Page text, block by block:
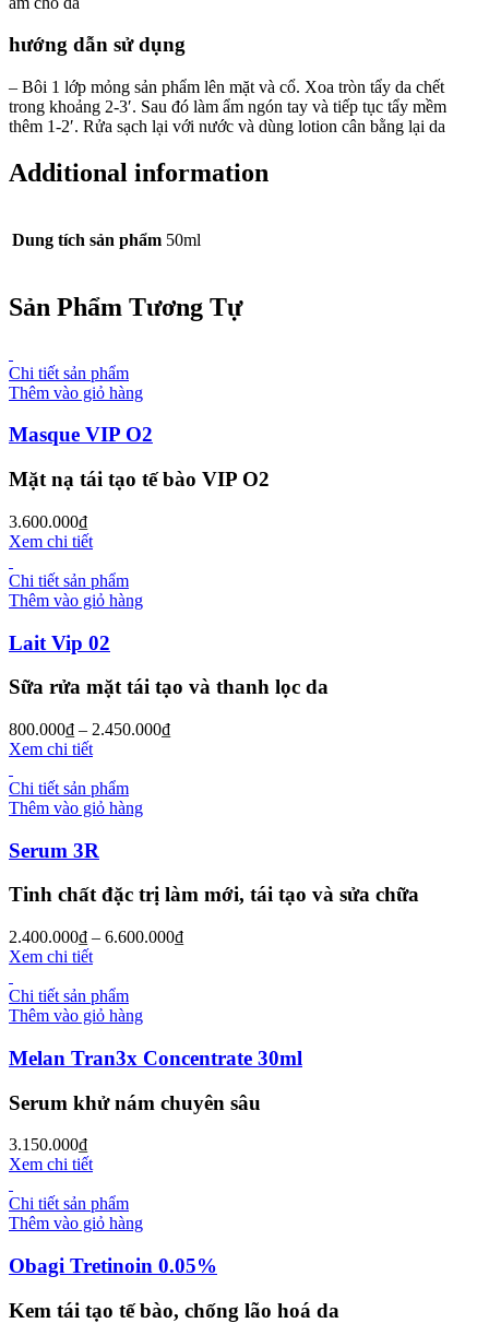
hướng dẫn sử dụng
– Bôi 1 lớp mỏng sản phẩm lên mặt và cổ. Xoa tròn tẩy da chết
trong khoảng 2-3′. Sau đó làm ẩm ngón tay và tiếp tục tẩy mềm
thêm 1-2′. Rửa sạch lại với nước và dùng lotion cân bằng lại da
Additional information
Dung tích sản phẩm 50ml
Sản Phẩm Tương Tự
Chi tiết sản phẩm
Thêm vào giỏ hàng
Masque VIP O2
Mặt nạ tái tạo tế bào VIP O2
3.600.000₫
Xem chi tiết
Chi tiết sản phẩm
Thêm vào giỏ hàng
Lait Vip 02
Sữa rửa mặt tái tạo và thanh lọc da
800.000₫ – 2.450.000₫
Xem chi tiết
Chi tiết sản phẩm
Thêm vào giỏ hàng
Serum 3R
Tinh chất đặc trị làm mới, tái tạo và sửa chữa
2.400.000₫ – 6.600.000₫
Xem chi tiết
Chi tiết sản phẩm
Thêm vào giỏ hàng
Melan Tran3x Concentrate 30ml
Serum khử nám chuyên sâu
3.150.000₫
Xem chi tiết
Chi tiết sản phẩm
Thêm vào giỏ hàng
Obagi Tretinoin 0.05%
Kem tái tạo tế bào, chống lão hoá da